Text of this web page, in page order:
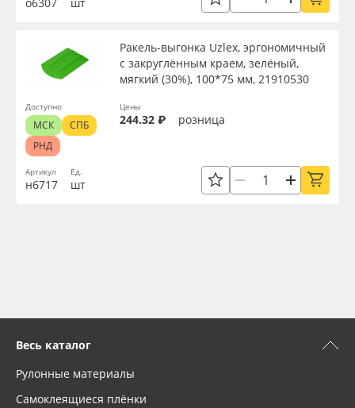
Артикул
н6717
Ракель-выгонка Uzlex, эргономичный
с закруглённым краем, зелёный,
мягкий (30%), 100*75 мм, 21910530
Ед.
шт
Цены
244.32 ₽ розница
Доступно
МСК
СПБ
РНД
Весь каталог
Рулонные материалы
Самоклеящиеся плёнки